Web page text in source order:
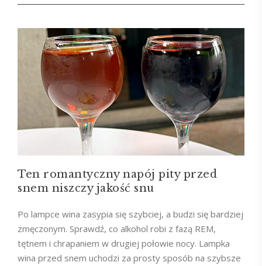
Ten romantyczny napój pity przed
snem niszczy jakość snu
Po lampce wina zasypia się szybciej, a budzi się bardziej
zmęczonym. Sprawdź, co alkohol robi z fazą REM,
tętnem i chrapaniem w drugiej połowie nocy. Lampka
wina przed snem uchodzi za prosty sposób na szybsze